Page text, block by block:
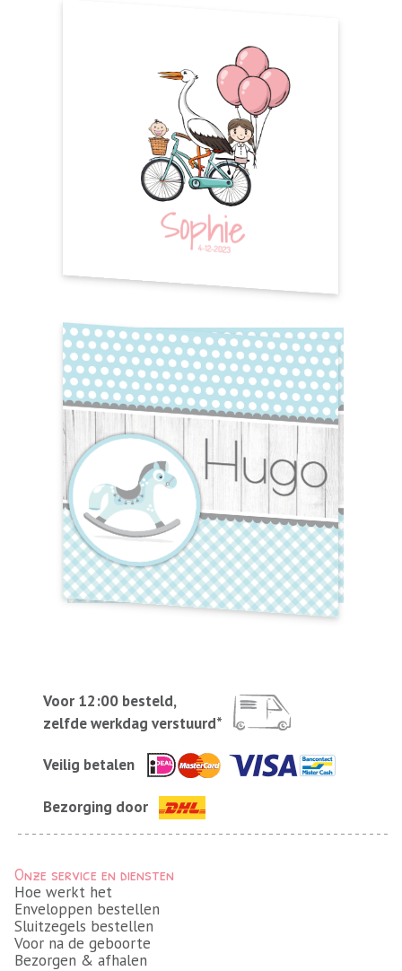
Voor 12:00 besteld,
zelfde werkdag verstuurd*
Veilig betalen
Bezorging door
Onze service en diensten
Hoe werkt het
Enveloppen bestellen
Sluitzegels bestellen
Voor na de geboorte
Bezorgen & afhalen